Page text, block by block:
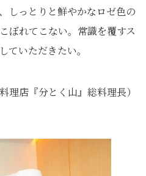
しっとりと鮮やかなロゼ色の
ぼれてこない。常識を覆すス
ていただきたい。
店『分とく山』総料理長）